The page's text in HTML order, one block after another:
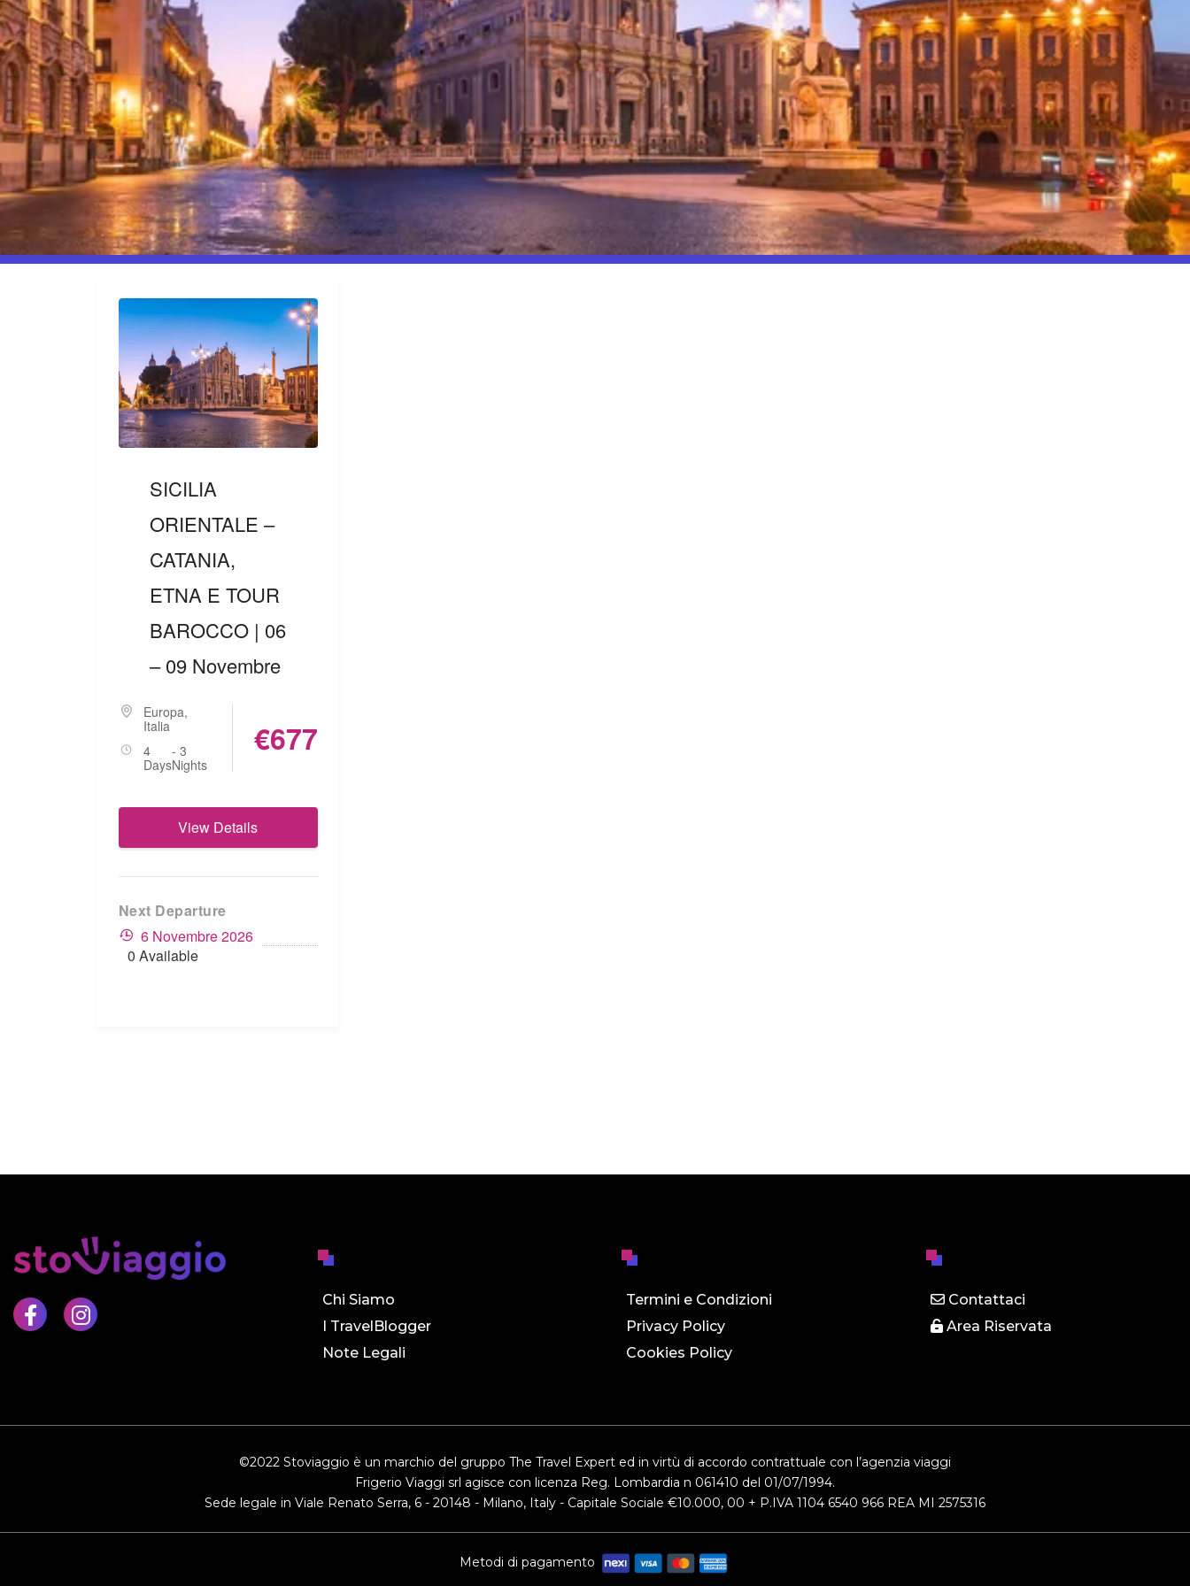
SICILIA
ORIENTALE –
CATANIA,
ETNA E TOUR
BAROCCO | 06
– 09 Novembre
Europa,
Italia
4
Days
- 3
Nights
€677
View Details
Next Departure
6 Novembre 2026
0 Available
Chi Siamo
I TravelBlogger
Note Legali
Termini e Condizioni
Privacy Policy
Cookies Policy
Contattaci
Area Riservata
©2022 Stoviaggio è un marchio del gruppo The Travel Expert ed in virtù di accordo contrattuale con l’agenzia viaggi
Frigerio Viaggi srl agisce con licenza Reg. Lombardia n 061410 del 01/07/1994.
Sede legale in Viale Renato Serra, 6 - 20148 - Milano, Italy - Capitale Sociale €10.000, 00 + P.IVA 1104 6540 966 REA MI 2575316
Metodi di pagamento